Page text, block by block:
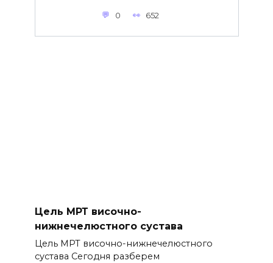
0 652
Цель МРТ височно-
нижнечелюстного сустава
Цель МРТ височно-нижнечелюстного
сустава Сегодня разберем